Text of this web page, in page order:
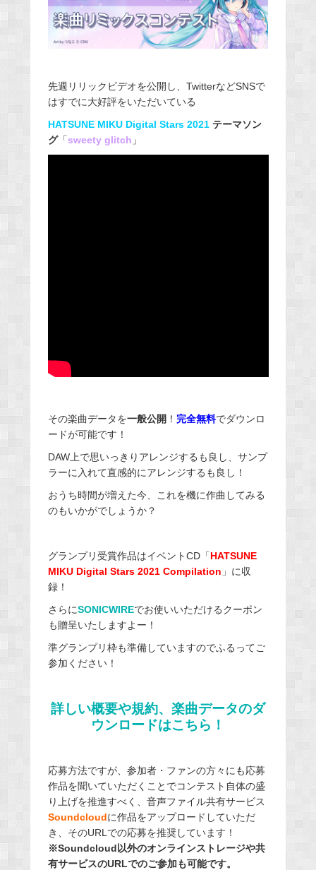
先週リリックビデオを公開し、TwitterなどSNSで
はすでに大好評をいただいている
HATSUNE MIKU Digital Stars 2021テーマソン
グ「sweety glitch 」
その楽曲データを一般公開 ！ 完全無料でダウンロ
ードが可能です！
DAW上で思いっきりアレンジするも良し、サンプ
ラーに入れて直感的にアレンジするも良し！
おうち時間が増えた今、これを機に作曲してみる
のもいかがでしょうか？
グランプリ受賞作品はイベントCD「HATSUNE
MIKU Digital Stars 2021 Compilation 」に収
録！
さらにSONICWIREでお使いいただけるクーポン
も贈呈いたしますよー！
準グランプリ枠も準備していますのでふるってご
参加ください！
詳しい概要や規約、楽曲データのダ
ウンロードはこちら！
応募方法ですが、参加者・ファンの方々にも応募
作品を聞いていただくことでコンテスト自体の盛
り上げを推進すべく、音声ファイル共有サービス
Soundcloudに作品をアップロードしていただ
き、そのURLでの応募を推奨しています！
※Soundcloud以外のオンラインストレージや共
有サービスのURLでのご参加も可能です。